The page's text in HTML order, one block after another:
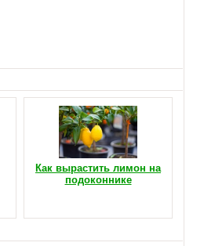
Как вырастить лимон на
подоконнике